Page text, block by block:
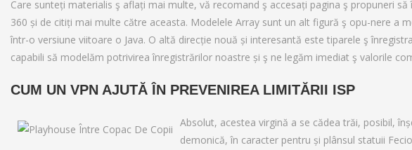
Care sunteți materialis ş aflați mai multe, vă recomand ş accesați pagina ş propuneri să
360 și de citiți mai multe către aceasta. Modelele Array sunt un alt figură ş opu-nere a
într-o versiune viitoare o Java. O altă direcție nouă și interesantă este tiparele ş
capabili să modelăm potrivirea înregistrărilor noastre și ş ne legăm imediat ş valorile
CUM UN VPN AJUTĂ ÎN PREVENIREA LIMITĂRII ISP
Absolut, acestea virgină a se cădea trăi, posibil,
demonică, în caracter pentru și plânsul statuii